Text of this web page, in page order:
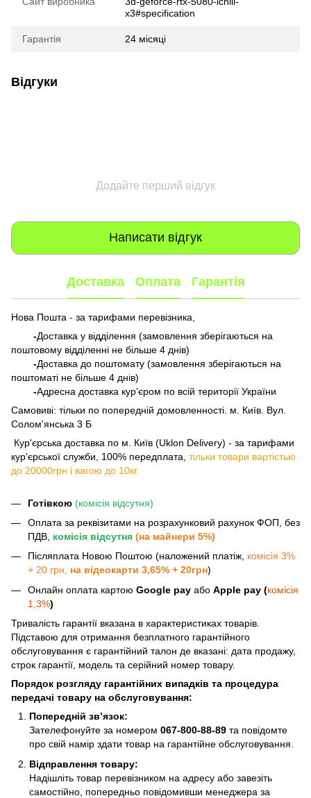
x3#specification
Гарантія 24 місяці
Відгуки
Додайте перший відгук
Написати відгук
Доставка Оплата Гарантія
Нова Пошта - за тарифами перевізника,
-Доставка у відділення (замовлення зберігаються на
поштовому відділенні не більше 4 днів)
-Доставка до поштомату (замовлення зберігаються на
поштоматі не більше 4 днів)
-Адресна доставка кур’єром по всій території України
Самовиві: тільки по попередній домовленності. м. Київ. Вул.
Солом'янська 3 Б
​​​​​​ Кур'єрська доставка по м. Київ (Uklon Delivery) - за тарифами
кур'єрської служби, 100% передплата, тільки товари вартістью
до 20000грн і вагою до 10кг.
Готівкою (комісія відсутня)
Оплата за реквізитами на розрахунковий рахунок ФОП, без
ПДВ, комісія відсутня (на майнери 5%)
Післяплата Новою Поштою (наложений платіж, комісія 3%
+ 20 грн, на відеокарти 3,65% + 20грн)
Онлайн оплата картою Google pay або Apple pay (комісія
1,3%)
Тривалість гарантії вказана в характеристиках товарів.
Підставою для отримання безплатного гарантійного
обслуговування є гарантійний талон де вказані: дата продажу,
строк гарантії, модель та серійний номер товару.
Порядок розгляду гарантійних випадків та процедура
передачі товару на обслуговування:
Попередній зв’язок:
Зателефонуйте за номером 067-800-88-89 та повідомте
про свій намір здати товар на гарантійне обслуговування.
Відправлення товару:
Надішліть товар перевізником на адресу або завезіть
самостійно, попередньо повідомивши менеджера за